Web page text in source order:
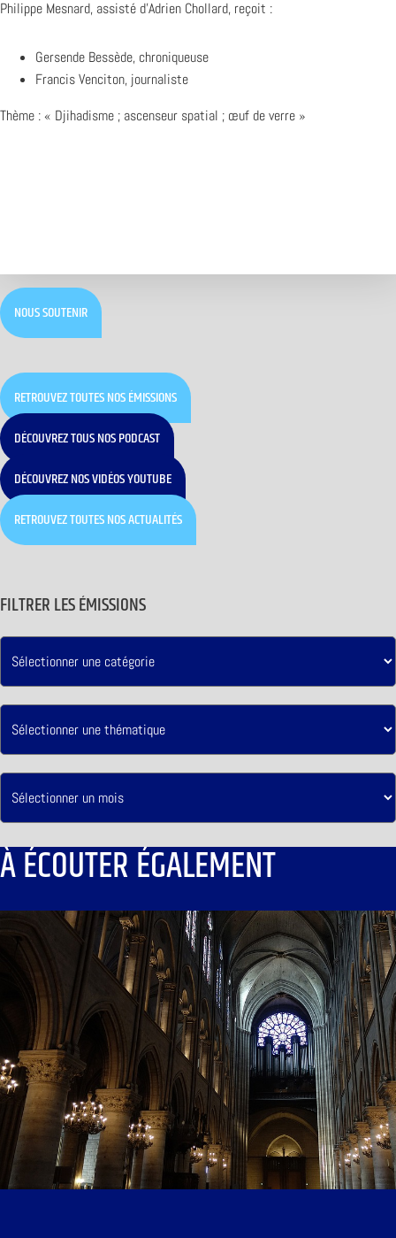
Philippe Mesnard, assisté d’Adrien Chollard, reçoit :
Gersende Bessède, chroniqueuse
Francis Venciton, journaliste
Thème : « Djihadisme ; ascenseur spatial ; œuf de verre »
NOUS SOUTENIR
RETROUVEZ TOUTES NOS ÉMISSIONS
DÉCOUVREZ TOUS NOS PODCAST
DÉCOUVREZ NOS VIDÉOS YOUTUBE
RETROUVEZ TOUTES NOS ACTUALITÉS
FILTRER LES ÉMISSIONS
À ÉCOUTER ÉGALEMENT